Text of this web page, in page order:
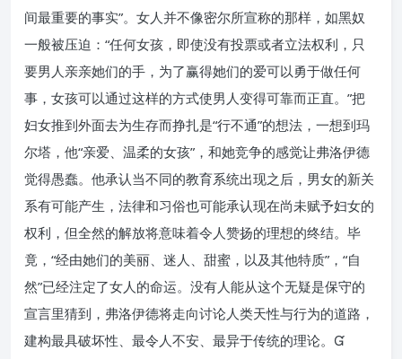
间最重要的事实”。女人并不像密尔所宣称的那样，如黑奴
一般被压迫：“任何女孩，即使没有投票或者立法权利，只
要男人亲亲她们的手，为了赢得她们的爱可以勇于做任何
事，女孩可以通过这样的方式使男人变得可靠而正直。”把
妇女推到外面去为生存而挣扎是“行不通”的想法，一想到玛
尔塔，他“亲爱、温柔的女孩”，和她竞争的感觉让弗洛伊德
觉得愚蠢。他承认当不同的教育系统出现之后，男女的新关
系有可能产生，法律和习俗也可能承认现在尚未赋予妇女的
权利，但全然的解放将意味着令人赞扬的理想的终结。毕
竟，“经由她们的美丽、迷人、甜蜜，以及其他特质”，“自
然”已经注定了女人的命运。没有人能从这个无疑是保守的
宣言里猜到，弗洛伊德将走向讨论人类天性与行为的道路，
建构最具破坏性、最令人不安、最异于传统的理论。